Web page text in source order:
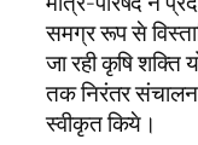
समग्र रूप से
जा रही कृषि
तक निरंतर
स्वीकृत किये।